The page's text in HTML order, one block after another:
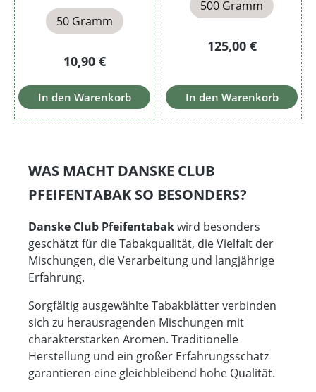
50 Gramm
Regulärer Preis:
10,90 €
In den Warenkorb
500 Gramm
Regulärer Preis:
125,00 €
In den Warenkorb
WAS MACHT DANSKE CLUB
PFEIFENTABAK SO BESONDERS?
Danske Club Pfeifentabakwird besonders
geschätzt für die Tabakqualität, die Vielfalt der
Mischungen, die Verarbeitung und langjährige
Erfahrung.
Sorgfältig ausgewählte Tabakblätter verbinden
sich zu herausragenden Mischungen mit
charakterstarken Aromen. Traditionelle
Herstellung und ein großer Erfahrungsschatz
garantieren eine gleichbleibend hohe Qualität.